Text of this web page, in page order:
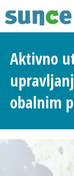
Aktivno
obalnim